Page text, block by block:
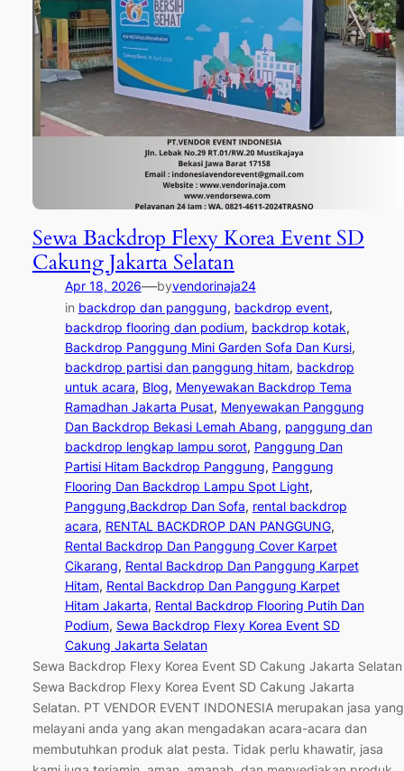
Sewa Backdrop Flexy Korea Event SD
Cakung Jakarta Selatan
Apr 18, 2026—byvendorinaja24
in backdrop dan panggung, backdrop event
backdrop flooring dan podium, backdrop kotak
Backdrop Panggung Mini Garden Sofa Dan Kursi
backdrop partisi dan panggung hitam, backdrop
untuk acara, Blog, Menyewakan Backdrop Tema
Ramadhan Jakarta Pusat, Menyewakan Panggung
Dan Backdrop Bekasi Lemah Abang, panggung dan
backdrop lengkap lampu sorot, Panggung Dan
Partisi Hitam Backdrop Panggung, Panggung
Flooring Dan Backdrop Lampu Spot Light
Panggung,Backdrop Dan Sofa, rental backdrop
acara, RENTAL BACKDROP DAN PANGGUNG
Rental Backdrop Dan Panggung Cover Karpet
Cikarang, Rental Backdrop Dan Panggung Karpet
Hitam, Rental Backdrop Dan Panggung Karpet
Hitam Jakarta, Rental Backdrop Flooring Putih Dan
Podium, Sewa Backdrop Flexy Korea Event SD
Cakung Jakarta Selatan
Sewa Backdrop Flexy Korea Event SD Cakung Jakarta Selatan
Sewa Backdrop Flexy Korea Event SD Cakung Jakarta
Selatan. PT VENDOR EVENT INDONESIA merupakan jasa yang
melayani anda yang akan mengadakan acara-acara dan
membutuhkan produk alat pesta. Tidak perlu khawatir, jasa